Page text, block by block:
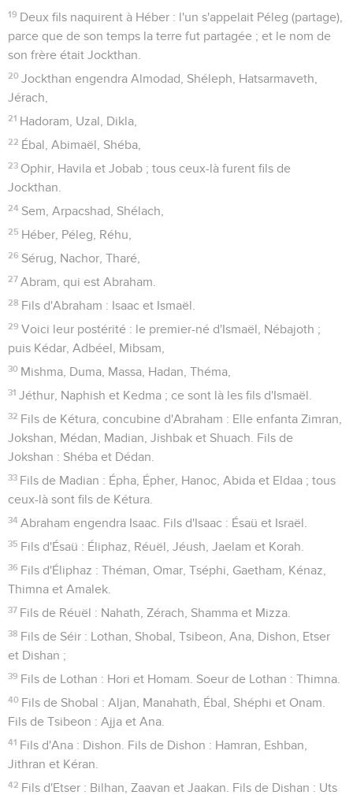
19 Deux fils naquirent à Héber : l'un s'appelait Péleg (partage),
parce que de son temps la terre fut partagée ; et le nom de
son frère était Jockthan.
20 Jockthan engendra Almodad, Shéleph, Hatsarmaveth,
Jérach,
21 Hadoram, Uzal, Dikla,
22 Ébal, Abimaël, Shéba,
23 Ophir, Havila et Jobab ; tous ceux-là furent fils de
Jockthan.
24 Sem, Arpacshad, Shélach,
25 Héber, Péleg, Réhu,
26 Sérug, Nachor, Tharé,
27 Abram, qui est Abraham.
28 Fils d'Abraham : Isaac et Ismaël.
29 Voici leur postérité : le premier-né d'Ismaël, Nébajoth ;
puis Kédar, Adbéel, Mibsam,
30 Mishma, Duma, Massa, Hadan, Théma,
31 Jéthur, Naphish et Kedma ; ce sont là les fils d'Ismaël.
32 Fils de Kétura, concubine d'Abraham : Elle enfanta Zimran,
Jokshan, Médan, Madian, Jishbak et Shuach. Fils de
Jokshan : Shéba et Dédan.
33 Fils de Madian : Épha, Épher, Hanoc, Abida et Eldaa ; tous
ceux-là sont fils de Kétura.
34 Abraham engendra Isaac. Fils d'Isaac : Ésaü et Israël.
35 Fils d'Ésaü : Éliphaz, Réuël, Jéush, Jaelam et Korah.
36 Fils d'Éliphaz : Théman, Omar, Tséphi, Gaetham, Kénaz,
Thimna et Amalek.
37 Fils de Réuël : Nahath, Zérach, Shamma et Mizza.
38 Fils de Séir : Lothan, Shobal, Tsibeon, Ana, Dishon, Etser
et Dishan ;
39 Fils de Lothan : Hori et Homam. Soeur de Lothan : Thimna.
40 Fils de Shobal : Aljan, Manahath, Ébal, Shéphi et Onam.
Fils de Tsibeon : Ajja et Ana.
41 Fils d'Ana : Dishon. Fils de Dishon : Hamran, Eshban,
Jithran et Kéran.
42 Fils d'Etser : Bilhan, Zaavan et Jaakan. Fils de Dishan : Uts